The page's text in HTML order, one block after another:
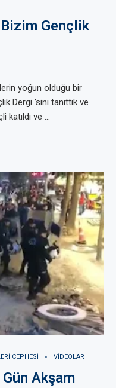
Gençlik
yoğun olduğu bir
Dergi ’sini tanıttık ve
katıldı ve …
CEPHESI VIDEOLAR
Akşam